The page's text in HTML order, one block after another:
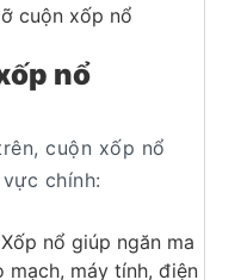
cuộn xốp nổ
nổ
cuộn xốp nổ
chính:
Xốp nổ giúp ngăn ma
mạch, máy tính, điện